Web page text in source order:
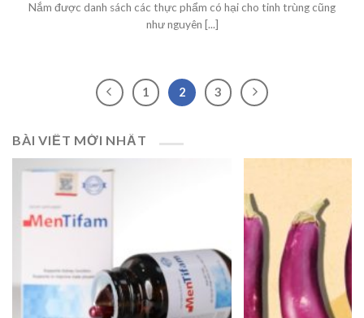
Nắm được danh sách các thực phẩm có hại cho tinh trùng cũng
như nguyên [...]
1 2 3
BÀI VIẾT MỚI NHẤT